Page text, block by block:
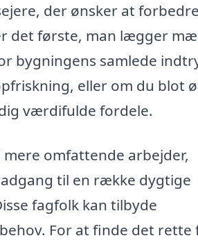
der ønsker at
det første, man lægger
bygningens samlede
eller om du blot
værdifulde fordele.
omfattende arbejder,
til en række dygtige
fagfolk kan tilbyde
For at finde det rette